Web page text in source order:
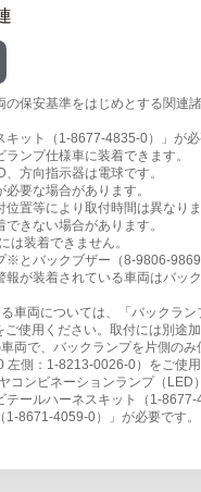
の保安基準をはじめとする関連
キット（1-8677-4835-0）」が必
ンプ仕様車に装着できます。
方向指示器は電球です。
要な場合があります。
置等により取付時間は異なりま
きない場合があります。
は装着できません。
※とバックブザー（8-9806-
報が装着されている車両はバッ
車両については、「バックラン
使用ください。取付には別途加
両で、バックランプを片側のみ
側：1-8213-0026-0）をご使用
コンビネーションランプ（LED
ールハーネスキット（1-8677-
1-8671-4059-0）」が必要です。